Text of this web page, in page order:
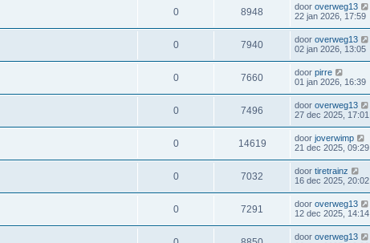
0 8948 door overweg13
22 jan 2026, 17:59
0 7940 door overweg13
02 jan 2026, 13:05
0 7660 door pirre
01 jan 2026, 16:39
0 7496 door overweg13
27 dec 2025, 17:01
0 14619 door joverwimp
21 dec 2025, 09:29
0 7032 door tiretrainz
16 dec 2025, 20:02
0 7291 door overweg13
12 dec 2025, 14:14
door overweg13